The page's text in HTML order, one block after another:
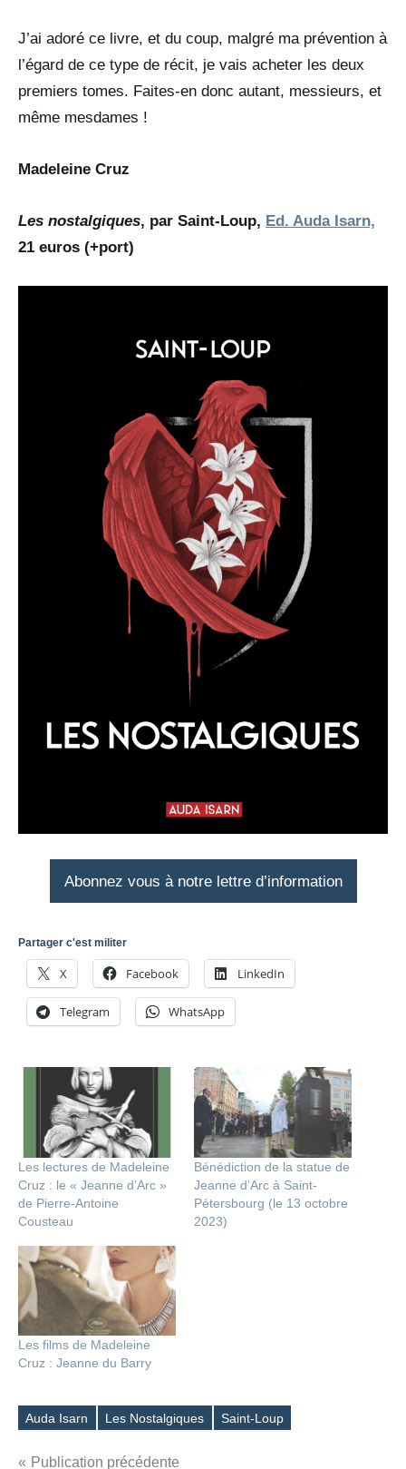
J’ai adoré ce livre, et du coup, malgré ma prévention à
l’égard de ce type de récit, je vais acheter les deux
premiers tomes. Faites-en donc autant, messieurs, et
même mesdames !
Madeleine Cruz
Les nostalgiques, par Saint-Loup, Ed. Auda Isarn,
21 euros (+port)
Abonnez vous à notre lettre d’information
Partager c'est militer
X Facebook LinkedIn
Telegram WhatsApp
Les lectures de Madeleine
Cruz : le « Jeanne d’Arc »
de Pierre-Antoine
Cousteau
Bénédiction de la statue de
Jeanne d’Arc à Saint-
Pétersbourg (le 13 octobre
2023)
Les films de Madeleine
Cruz : Jeanne du Barry
Étiquettes
Auda Isarn Les Nostalgiques Saint-Loup
Publication précédente